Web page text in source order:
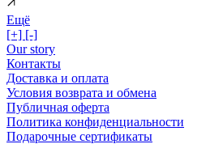
Ещё
[+] [-]
Our story
Контакты
Доставка и оплата
Условия возврата и обмена
Публичная оферта
Политика конфиденциальности
Подарочные сертификаты